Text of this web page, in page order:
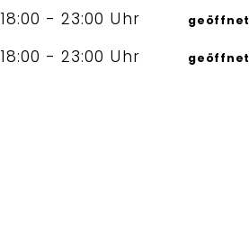
18:00 - 23:00 Uhr geöffnet
18:00 - 23:00 Uhr geöffnet